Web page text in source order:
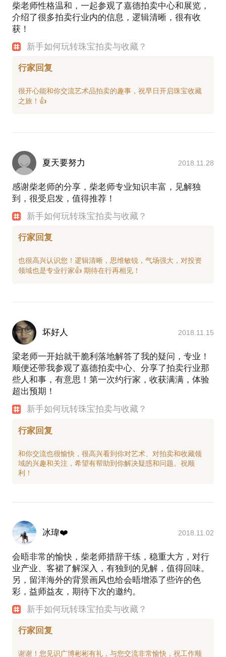
柴老师性格温和，一起参观了嘉德拍卖中心和展览，
介绍了很多拍卖行业内的信息，逻辑清晰，很有收
获！
新手如何玩转珠宝拍卖与收藏？
行家回复
很开心能和你交流艺术品拍卖的趣事，祝早日开启珠宝收藏
夏天要努力 2018.11.28
感谢柴老师的分享，柴老师专业知识丰富，见解独
到，很受启发，值得推荐！
新手如何玩转珠宝拍卖与收藏？
行家回复
也很高兴认识您！逻辑清晰，思维敏锐，气场强大，对投资
坏好人 2018.11.15
梁老师一开始就干脆利落地解答了我的疑问，专业！
顺便还带我参观了嘉德拍卖中心、分享了拍卖行业那
些人和事，有意思！第一次约行家，收获满满，体验
超出预期！
新手如何玩转珠宝拍卖与收藏？
行家回复
和你交流也很愉快，很高兴看到你对艺术、对拍卖和收藏领
域的兴趣和关注，希望有帮助到你解决疑惑和问题。祝顺
冰瑋❤️ 2018.11.02
会晤非常的愉快，柴老师措辞干练，稳重大方，对行
业产业、客裙了解深入，有独到的见解，值得回味。
另，留洋海外的背景画风也给会晤增添了些许的色
彩，益师益友，期待下次的邀约。
新手如何玩转珠宝拍卖与收藏？
行家回复
谢谢！您见识广博彬彬有礼，与您交流非常愉快，祝工作顺